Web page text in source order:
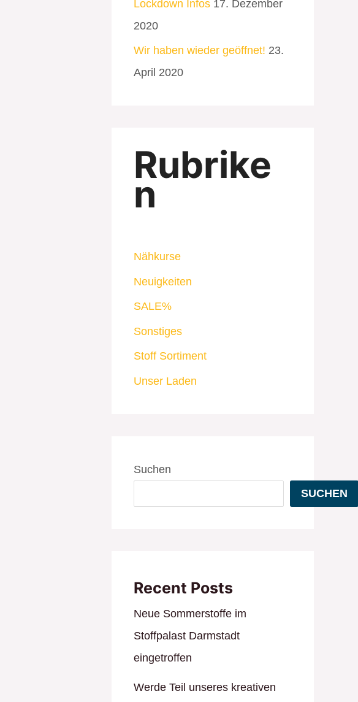
Lockdown Infos 17. Dezember
2020
Wir haben wieder geöffnet! 23.
April 2020
Rubrike
n
Nähkurse
Neuigkeiten
SALE%
Sonstiges
Stoff Sortiment
Unser Laden
Suchen
SUCHEN
Recent Posts
Neue Sommerstoffe im
Stoffpalast Darmstadt
eingetroffen
Werde Teil unseres kreativen